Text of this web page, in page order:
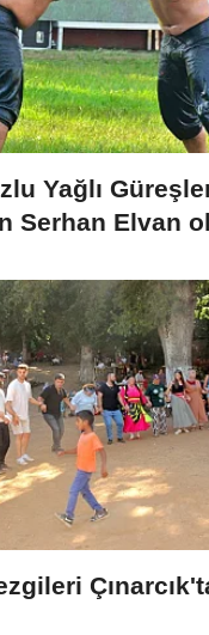
Yağlı
Serhan Elvan